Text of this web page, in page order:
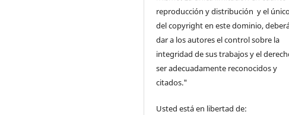
reproducción y distribución y el
del copyright en este dominio,
dar a los autores el control sobre la
integridad de sus trabajos y el
ser adecuadamente reconocidos y
citados."
Usted está en libertad de: